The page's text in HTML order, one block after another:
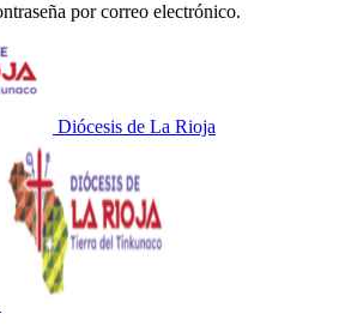
por correo electrónico.
Diócesis de La Rioja